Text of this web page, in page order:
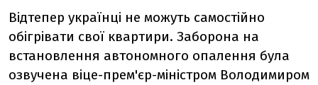
Відтепер українці не можуть самостійно
обігрівати свої квартири. Заборона на
встановлення автономного опалення була
озвучена віце-прем'єр-міністром Володимиром